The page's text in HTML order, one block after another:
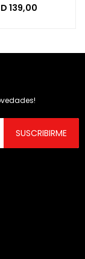
139,00
SUSCRIBIRME